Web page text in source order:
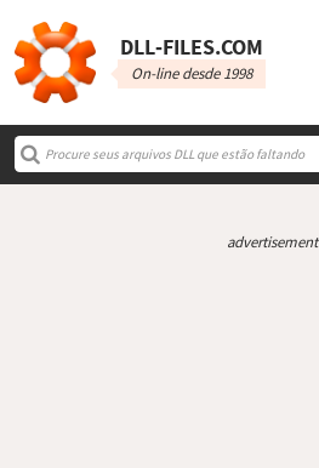
DLL‑FILES.COM
On-line desde 1998
advertisement